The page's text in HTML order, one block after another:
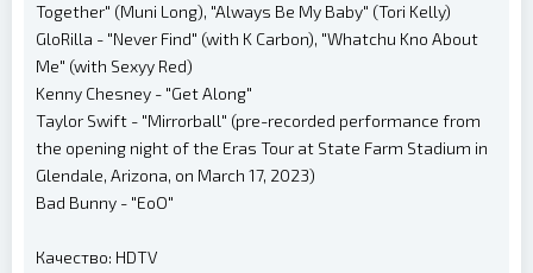
Together" (Muni Long), "Always Be My Baby" (Tori Kelly)
GloRilla - "Never Find" (with K Carbon), "Whatchu Kno About
Me" (with Sexyy Red)
Kenny Chesney - "Get Along"
Taylor Swift - "Mirrorball" (pre-recorded performance from
the opening night of the Eras Tour at State Farm Stadium in
Glendale, Arizona, on March 17, 2023)
Bad Bunny - "EoO"
Качество: HDTV